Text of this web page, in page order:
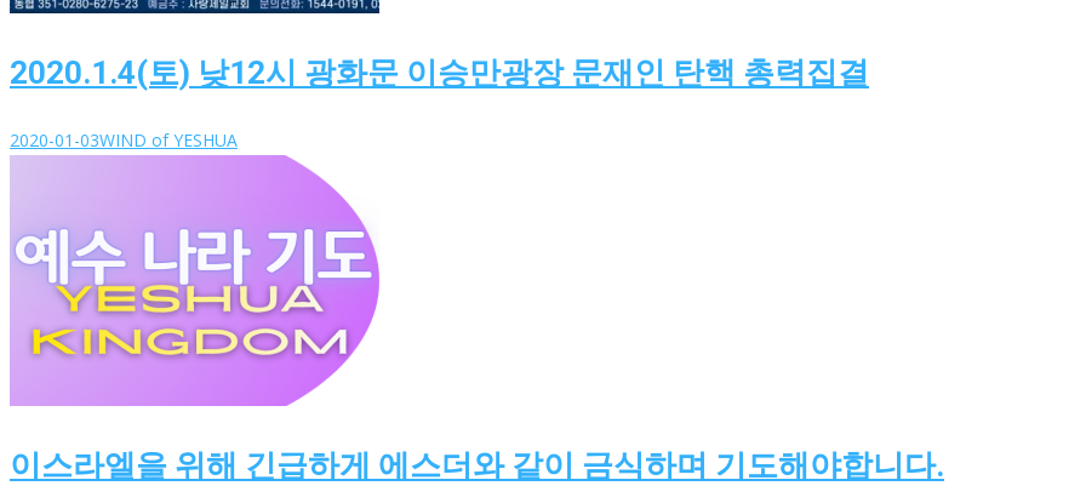
2020.1.4(토) 낮12시 광화문 이승만광장 문재인 탄핵 총력집결
2020-01-03WIND of YESHUA
이스라엘을 위해 긴급하게 에스더와 같이 금식하며 기도해야합니다.